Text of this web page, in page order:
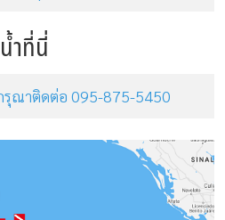
ำที่นี่
รุณาติดต่อ 095-875-5450